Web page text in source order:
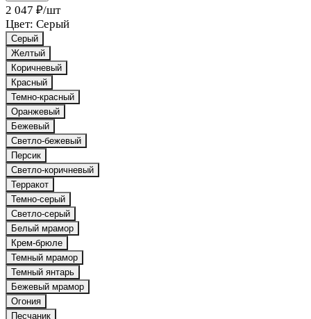
2 047 ₽/шт
Цвет: Серый
Серый
Желтый
Коричневый
Красный
Темно-красный
Оранжевый
Бежевый
Светло-бежевый
Персик
Светло-коричневый
Терракот
Темно-серый
Светло-серый
Белый мрамор
Крем-брюле
Темный мрамор
Темный янтарь
Бежевый мрамор
Огония
Песчаник